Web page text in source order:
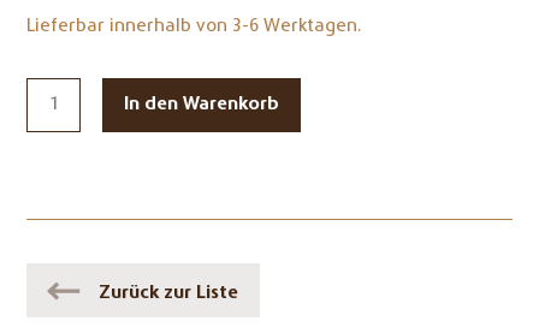
Lieferbar innerhalb von 3-6 Werktagen.
Zurück zur Liste